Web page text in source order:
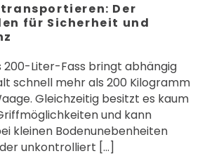
transportieren: Der
für Sicherheit und
200-Liter-Fass bringt abhängig
schnell mehr als 200 Kilogramm
Gleichzeitig besitzt es kaum
und kann
kleinen Bodenunebenheiten
unkontrolliert […]